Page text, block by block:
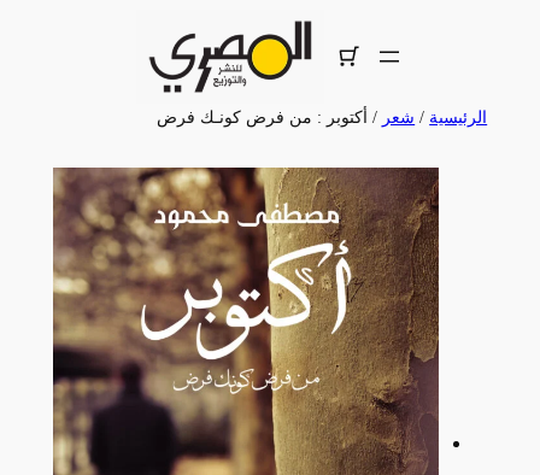
الرئيسية / شعر / أكتوبر : من فرض كونـك فرض